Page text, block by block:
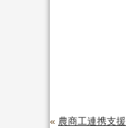
« 農商工連携支援